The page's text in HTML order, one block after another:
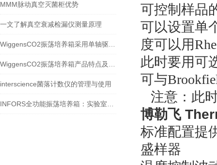
MMM脉动真空灭菌柜优势
一文了解真空衰减检漏仪测量原理
interscience菌落计数仪的管理与使用
可控制样品
可以设置单
度可以用
此时要用可
可与
注意：此
博勒飞
标准配置提
盛样器